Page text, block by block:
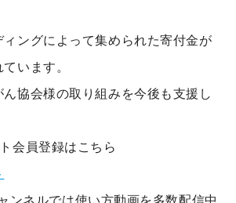
ィングによって集められた寄付金が
います。
協会様の取り組みを今後も支援し
会員登録はこちら